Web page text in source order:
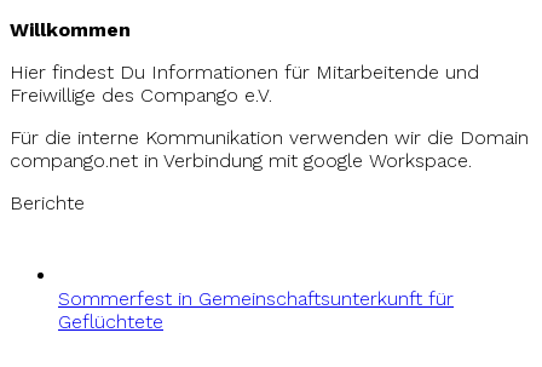
Willkommen
Hier findest Du Informationen für Mitarbeitende und
Freiwillige des Compango e.V.
Für die interne Kommunikation verwenden wir die Domain
compango.net in Verbindung mit google Workspace.
Berichte
Sommerfest in Gemeinschaftsunterkunft für
Geflüchtete